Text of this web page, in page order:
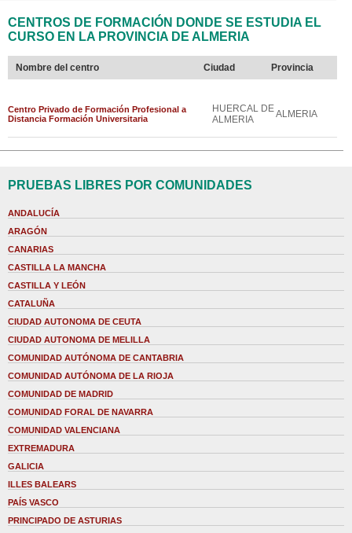
CENTROS DE FORMACIÓN DONDE SE ESTUDIA EL
CURSO EN LA PROVINCIA DE ALMERIA
Nombre del centro Ciudad Provincia
Centro Privado de Formación Profesional a
Distancia Formación Universitaria
HUERCAL DE
ALMERIA
ALMERIA
PRUEBAS LIBRES POR COMUNIDADES
ANDALUCÍA
ARAGÓN
CANARIAS
CASTILLA LA MANCHA
CASTILLA Y LEÓN
CATALUÑA
CIUDAD AUTONOMA DE CEUTA
CIUDAD AUTONOMA DE MELILLA
COMUNIDAD AUTÓNOMA DE CANTABRIA
COMUNIDAD AUTÓNOMA DE LA RIOJA
COMUNIDAD DE MADRID
COMUNIDAD FORAL DE NAVARRA
COMUNIDAD VALENCIANA
EXTREMADURA
GALICIA
ILLES BALEARS
PAÍS VASCO
PRINCIPADO DE ASTURIAS